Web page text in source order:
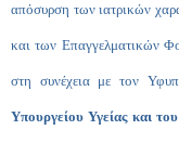
απόσυρση των ιατρικών
και των Επαγγελματικών
στη συνέχεια με τον
Υπουργείου Υγείας και